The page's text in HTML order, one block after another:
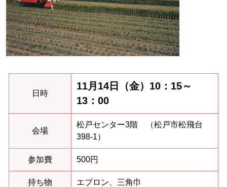
日時
11月14日（金）10：15～
13：00
会場
松戸センター3階 （松戸市松飛台
398-1）
参加費 500円
持ち物 エプロン、三角巾